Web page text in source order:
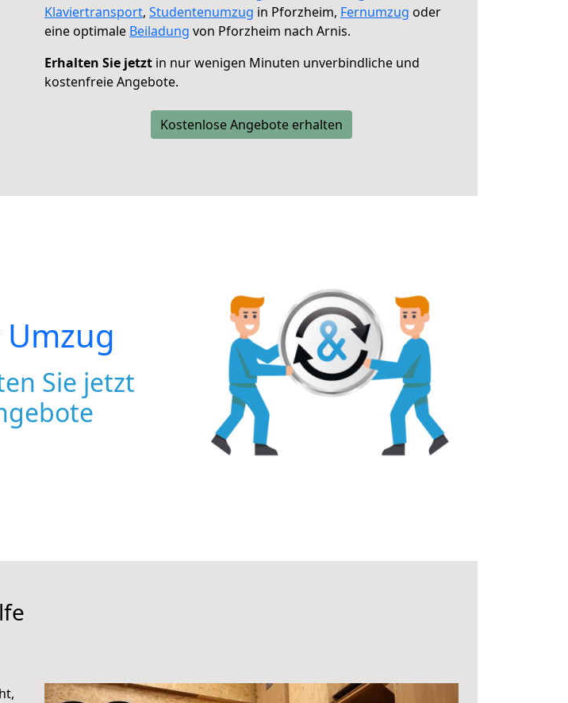
Klaviertransport, Studentenumzug in Pforzheim, Fernumzug oder
eine optimale Beiladung von Pforzheim nach Arnis.
Erhalten Sie jetzt in nur wenigen Minuten unverbindliche und
kostenfreie Angebote.
Kostenlose Angebote erhalten
Sie jetzt